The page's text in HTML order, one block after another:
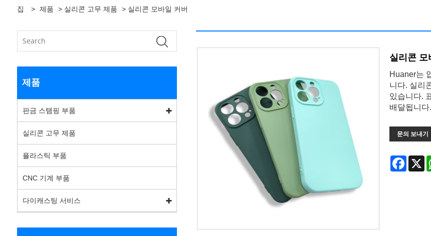
집 > 제품 > 실리콘 고무 제품 > 실리콘 모바일 커버
제품
판금 스탬핑 부품
실리콘 고무 제품
플라스틱 부품
CNC 기계 부품
다이캐스팅 서비스
실리콘 모
Huaner는
니다. 실리
있습니다.
배달됩니다.
문의 보내기
X